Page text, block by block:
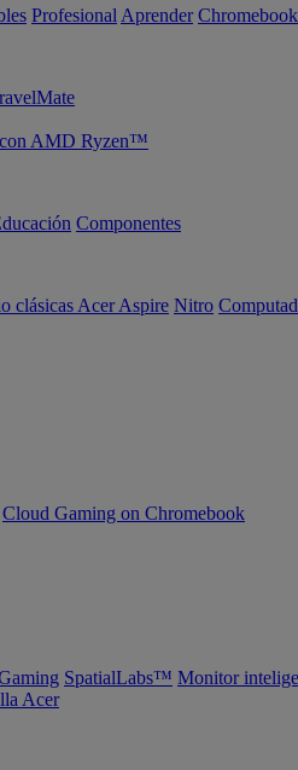
Profesional Aprender
AMD Ryzen™
Componentes
clásicas Acer Aspire Nitro
Cloud Gaming on Chromebook
SpatialLabs™ Monitor
Acer